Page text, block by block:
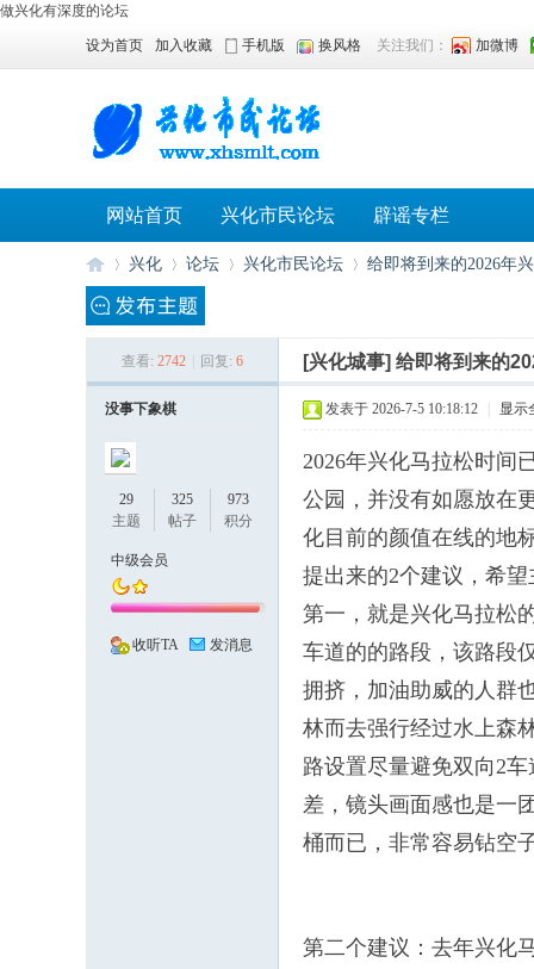
做兴化有深度的论坛
设为首页 加入收藏 手机版 换风格 关注我们： 加微博
网站首页 兴化市民论坛 辟谣专栏
兴化
›
论坛
›
兴化市民论坛
›
给即将到来的2026年
查看: 2742 回复: 6 [兴化城事] 给即将到来的
没事下象棋
29
主题
325
帖子
973
积分
中级会员
收听TA 发消息
发表于 2026-7-5 10:18:12 显示
2026年兴化马拉松时间
公园，并没有如愿放在
化目前的颜值在线的地
提出来的2个建议，希
第一，就是兴化马拉松
车道的的路段，该路段
拥挤，加油助威的人群
林而去强行经过水上森
路设置尽量避免双向2
差，镜头画面感也是一
桶而已，非常容易钻空
第二个建议：去年兴化